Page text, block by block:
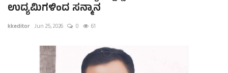
ಉದ್ಯಮಿಗಳಿಂದ ಸನ್ಮಾನ
kkeditor Jun 25, 2026 0 61